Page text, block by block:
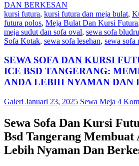
kursi futura, kursi futura dan meja bulat,
futura polos, Meja Bulat Dan Kursi Futura,
meja sudut dan sofa oval, sewa sofa bludru
Sofa Kotak, sewa sofa lesehan, sewa sofa
SEWA SOFA DAN KURSI
ICE BSD TANGERANG:
ANDA LEBIH NYAMAN DAN
Galeri Januari 23, 2025 Sewa Meja 4
Sewa Sofa Dan Kursi
Bsd Tangerang Membuat
Lebih Nyaman Dan